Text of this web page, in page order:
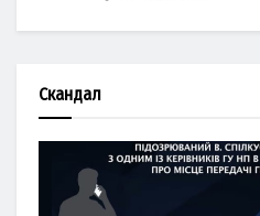
Скандал